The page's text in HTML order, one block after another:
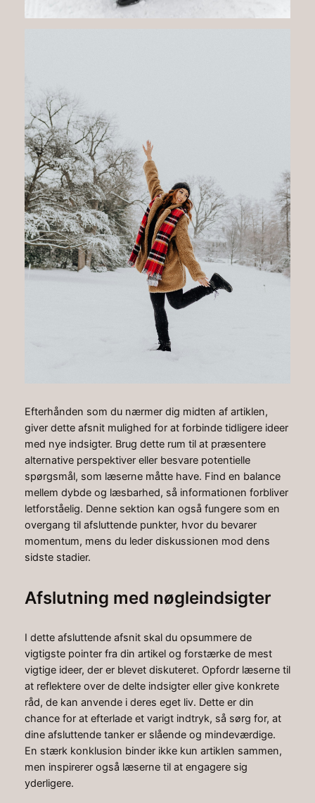
Efterhånden som du nærmer dig midten af artiklen,
giver dette afsnit mulighed for at forbinde tidligere ideer
med nye indsigter. Brug dette rum til at præsentere
alternative perspektiver eller besvare potentielle
spørgsmål, som læserne måtte have. Find en balance
mellem dybde og læsbarhed, så informationen forbliver
letforståelig. Denne sektion kan også fungere som en
overgang til afsluttende punkter, hvor du bevarer
momentum, mens du leder diskussionen mod dens
sidste stadier.
Afslutning med nøgleindsigter
I dette afsluttende afsnit skal du opsummere de
vigtigste pointer fra din artikel og forstærke de mest
vigtige ideer, der er blevet diskuteret. Opfordr læserne til
at reflektere over de delte indsigter eller give konkrete
råd, de kan anvende i deres eget liv. Dette er din
chance for at efterlade et varigt indtryk, så sørg for, at
dine afsluttende tanker er slående og mindeværdige.
En stærk konklusion binder ikke kun artiklen sammen,
men inspirerer også læserne til at engagere sig
yderligere.